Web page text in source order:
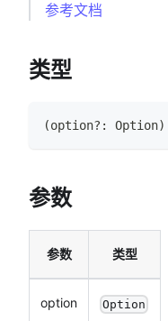
参考文档
类型
(option? : Option)
参数
参数 类型
option Option